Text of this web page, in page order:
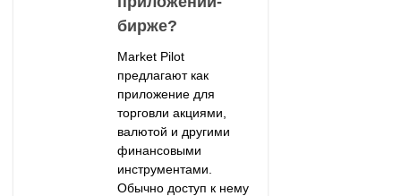
бирже?
Market Pilot
предлагают как
приложение для
торговли акциями,
валютой и другими
финансовыми
инструментами.
Обычно доступ к нему